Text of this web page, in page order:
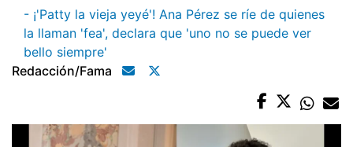
- ¡'Patty la vieja yeyé'! Ana Pérez se ríe de quienes
la llaman 'fea', declara que 'uno no se puede ver
bello siempre'
Redacción/fama